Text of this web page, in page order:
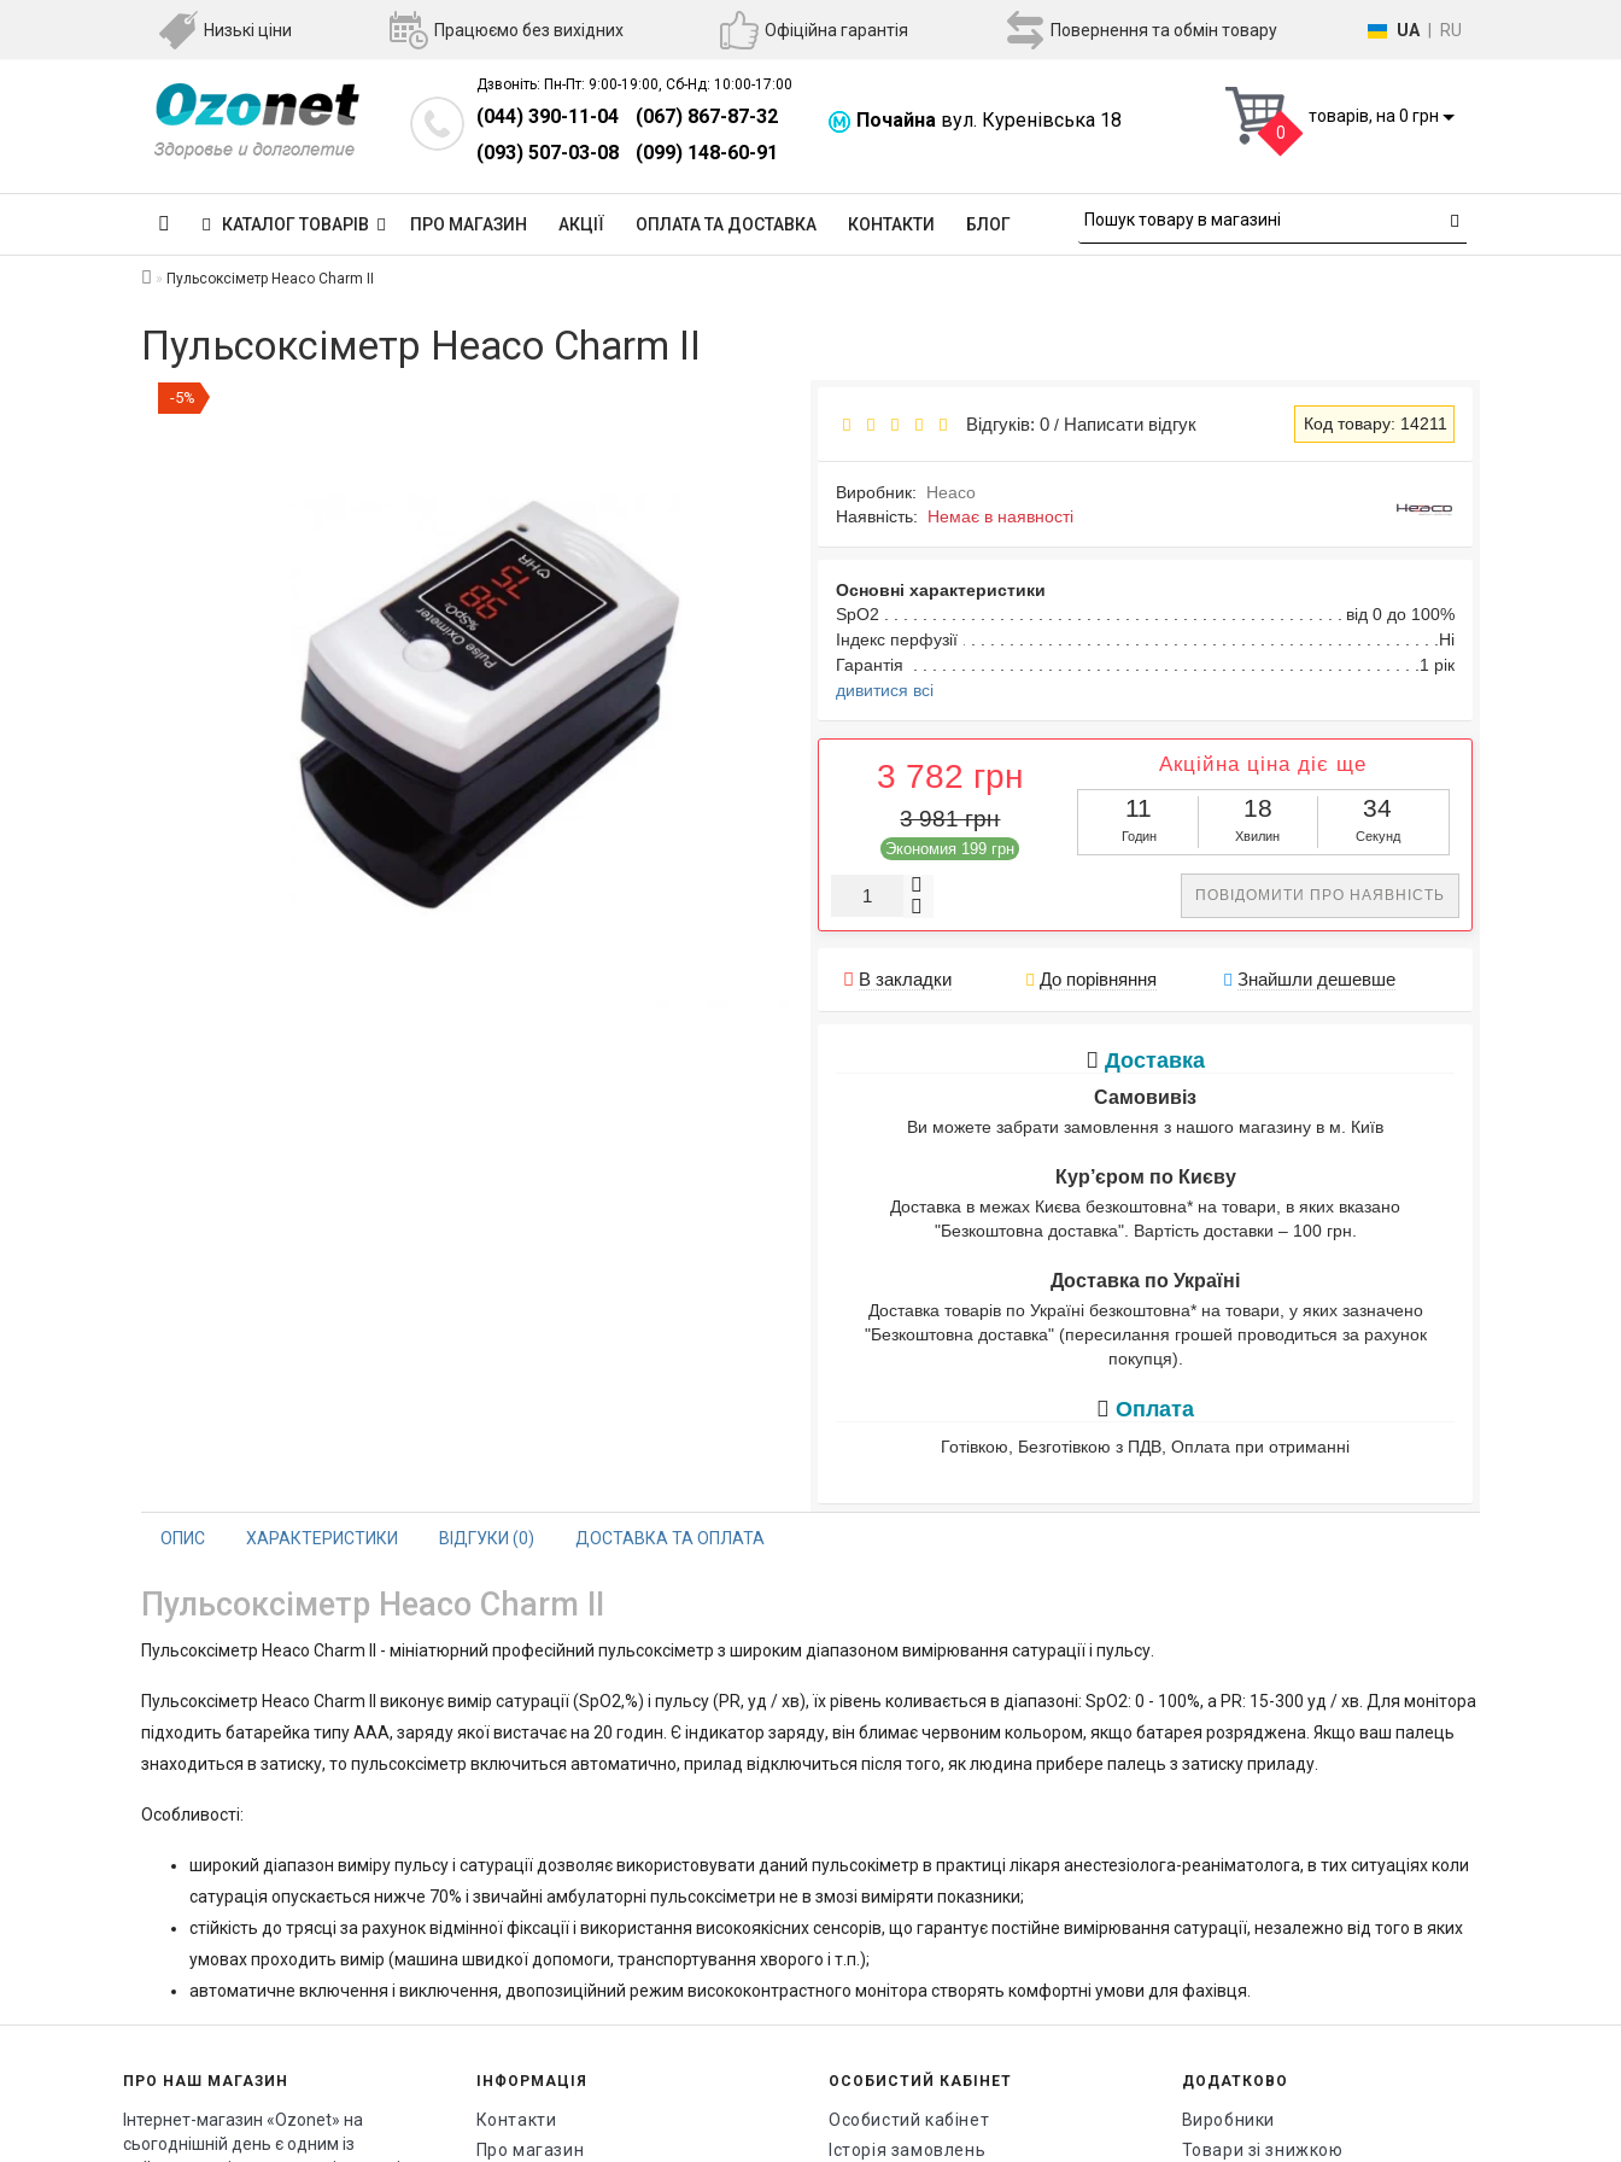
Низькі ціни Працюємо без вихідних Офіційна гарантія Повернення та обмін товару UA RU
Дзвоніть: Пн-Пт: 9:00-19:00, Сб-Нд: 10:00-17:00
(044) 390-11-04
(067) 867-87-32
(093) 507-03-08
(099) 148-60-91
Почайна вул. Куренівська 18
0
товарів, на 0 грн
КАТАЛОГ ТОВАРІВ ПРО МАГАЗИН АКЦІЇ ОПЛАТА ТА ДОСТАВКА КОНТАКТИ БЛОГ
Пульсоксіметр Heaco Charm II
Пульсоксіметр Heaco Charm II
-5%
Відгуків: 0 / Написати відгук Код товару: 14211
Виробник:
Heaco
Наявність: Немає в наявності
Основні характеристики
SpO2
від 0 до 100%
Індекс перфузії
Ні
Гарантія
1 рік
дивитися всі
3 782 грн
3 981 грн
Экономия 199 грн
Акційна ціна діє ще
11
Годин
18
Хвилин
34
Секунд
ПОВІДОМИТИ ПРО НАЯВНІСТЬ
В закладки До порівняння Знайшли дешевше
Доставка
Самовивіз
Ви можете забрати замовлення з нашого магазину в м. Київ
Кур’єром по Києву
Доставка в межах Києва безкоштовна* на товари, в яких вказано
"Безкоштовна доставка". Вартість доставки – 100 грн.
Доставка по Україні
Доставка товарів по Україні безкоштовна* на товари, у яких зазначено
"Безкоштовна доставка" (пересилання грошей проводиться за рахунок
покупця).
Оплата
Готівкою, Безготівкою з ПДВ, Оплата при отриманні
ОПИС ХАРАКТЕРИСТИКИ ВІДГУКИ (0) ДОСТАВКА ТА ОПЛАТА
Пульсоксіметр Heaco Charm II
Пульсоксіметр Heaco Charm II - мініатюрний професійний пульсоксіметр з широким діапазоном вимірювання сатурації і пульсу.
Пульсоксіметр Heaco Charm II виконує вимір сатурації (SpO2,%) і пульсу (PR, уд / хв), їх рівень коливається в діапазоні: SpO2: 0 - 100%, а PR: 15-300 уд / хв. Для монітора
підходить батарейка типу ААА, заряду якої вистачає на 20 годин. Є індикатор заряду, він блимає червоним кольором, якщо батарея розряджена. Якщо ваш палець
знаходиться в затиску, то пульсоксіметр включиться автоматично, прилад відключиться після того, як людина прибере палець з затиску приладу.
Особливості:
широкий діапазон виміру пульсу і сатурації дозволяє використовувати даний пульсокіметр в практиці лікаря анестезіолога-реаніматолога, в тих ситуаціях коли
сатурація опускається нижче 70% і звичайні амбулаторні пульсоксіметри не в змозі виміряти показники;
стійкість до трясці за рахунок відмінної фіксації і використання високоякісних сенсорів, що гарантує постійне вимірювання сатурації, незалежно від того в яких
умовах проходить вимір (машина швидкої допомоги, транспортування хворого і т.п.);
автоматичне включення і виключення, двопозиційний режим висококонтрастного монітора створять комфортні умови для фахівця.
ПРО НАШ МАГАЗИН
Інтернет-магазин «Ozonet» на
сьогоднішній день є одним із
ІНФОРМАЦІЯ
Контакти
Про магазин
ОСОБИСТИЙ КАБІНЕТ
Особистий кабінет
Історія замовлень
ДОДАТКОВО
Виробники
Товари зі знижкою